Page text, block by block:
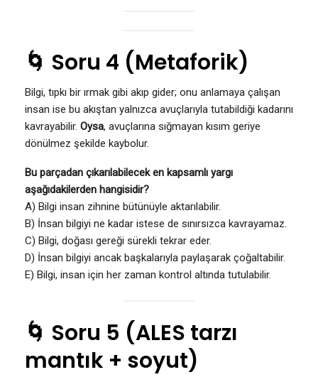
🌀 Soru 4 (Metaforik)
Bilgi, tıpkı bir ırmak gibi akıp gider; onu anlamaya çalışan
insan ise bu akıştan yalnızca avuçlarıyla tutabildiği kadarını
kavrayabilir. Oysa, avuçlarına sığmayan kısım geriye
dönülmez şekilde kaybolur.
Bu parçadan çıkarılabilecek en kapsamlı yargı
aşağıdakilerden hangisidir?
A) Bilgi insan zihnine bütünüyle aktarılabilir.
B) İnsan bilgiyi ne kadar istese de sınırsızca kavrayamaz.
C) Bilgi, doğası gereği sürekli tekrar eder.
D) İnsan bilgiyi ancak başkalarıyla paylaşarak çoğaltabilir.
E) Bilgi, insan için her zaman kontrol altında tutulabilir.
🌀 Soru 5 (ALES tarzı
mantık + soyut)